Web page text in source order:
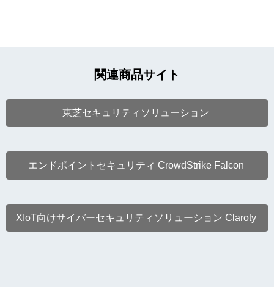
関連商品サイト
東芝セキュリティソリューション
エンドポイントセキュリティ CrowdStrike Falcon
XIoT向けサイバーセキュリティソリューション Claroty